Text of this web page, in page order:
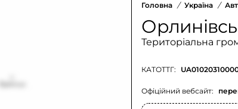
Головна / Україна /
Територіальна
КАТОТТГ:
Офіційний вебсайт: